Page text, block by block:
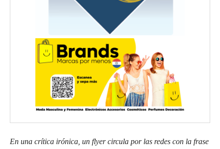
En una crítica irónica, un flyer circula por las redes con la frase